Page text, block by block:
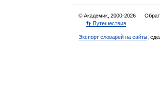
© Академик, 2000-2026
👣 Путешествия
Экспорт словарей на сайты ,